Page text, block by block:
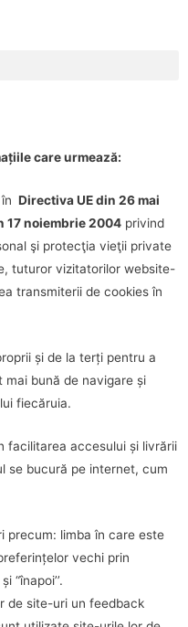
care urmează:
Directiva UE din 26 mai
17 noiembrie 2004 privind
şi protecţia vieţii private
tuturor vizitatorilor website-
transmiterii de cookies în
și de la terți pentru a
bună de navigare și
fiecăruia.
facilitarea accesului și livrării
se bucură pe internet, cum
precum: limba în care este
vechi prin
“înapoi’’.
de site-uri un feedback